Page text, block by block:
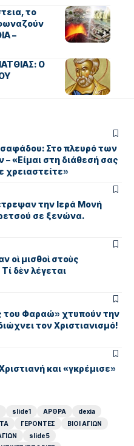
το
–
Ο
Στο πλευρό των
«Είμαι στη διάθεσή σας
χρειαστείτε»
την Ιερά Μονή
σε ξενώνα.
οἱ μισθοὶ στοὺς
δὲν λέγεται
του Φαραώ» χτυπούν την
τον Χριστιανισμό!
και «γκρέμισε»
slide1 ΑΡΘΡΑ
dexia
ΓΕΡΟΝΤΕΣ
ΒΙΟΙ ΑΓΙΩΝ
slide5